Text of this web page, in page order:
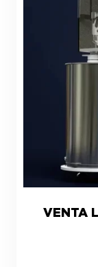
VENTA